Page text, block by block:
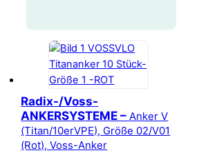
Radix-/Voss-
ANKERSYSTEME – Anker V
(Titan/10erVPE), Größe 02/V01
(Rot), Voss-Anker